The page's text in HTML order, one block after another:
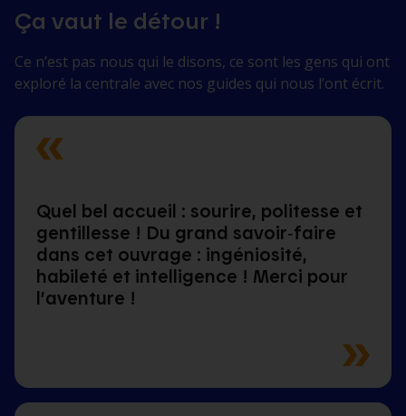
Ça vaut le détour !
Ce n’est pas nous qui le disons, ce sont les gens qui ont
exploré la centrale avec nos guides qui nous l’ont écrit.
Quel bel accueil : sourire, politesse et
gentillesse ! Du grand savoir‑faire
dans cet ouvrage : ingéniosité,
habileté et intelligence ! Merci pour
l’aventure !